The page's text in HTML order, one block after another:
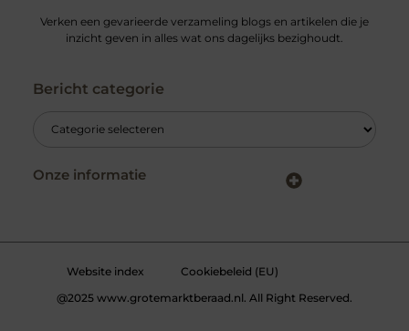
Verken een gevarieerde verzameling blogs en artikelen die je
inzicht geven in alles wat ons dagelijks bezighoudt.
Bericht categorie
Onze informatie
Website index
Cookiebeleid (EU)
@2025 www.grotemarktberaad.nl. All Right Reserved.